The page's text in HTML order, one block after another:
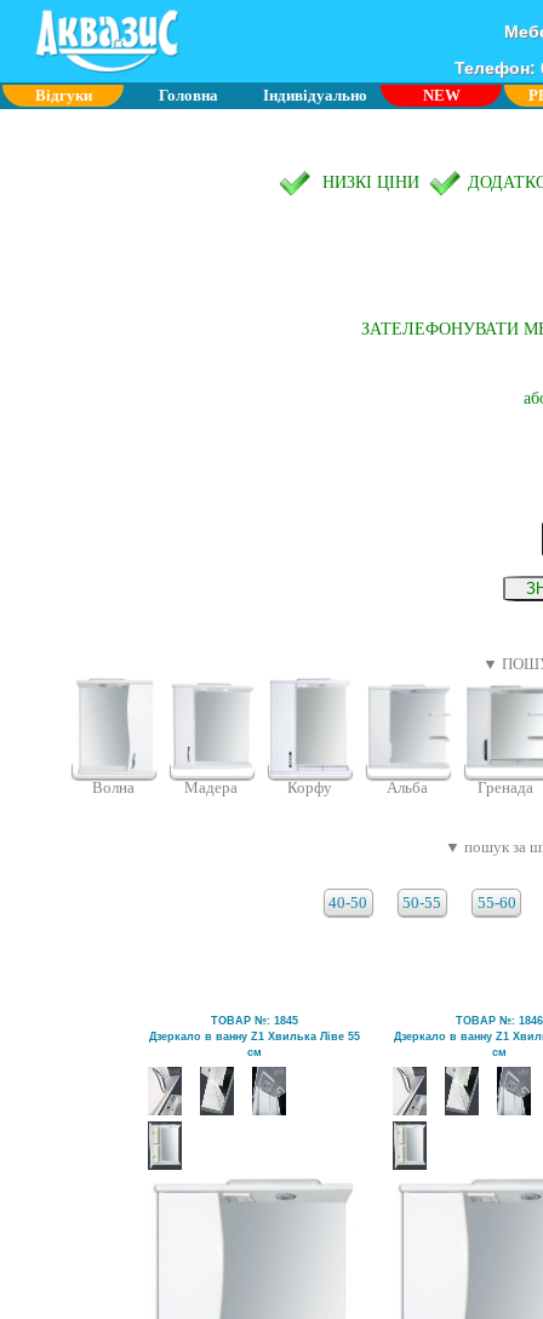
Телефон:
Відгуки Головна Індивідуально NEW
НИЗКІ ЦІНИ
ЗАТЕЛЕФОНУВАТИ
▼
Волна Мадера Корфу Альба Гренада
▼ пошук за
40-50 50-55 55-60
ТОВАР №: 1845
Дзеркало в ванну Z1 Хвилька Ліве 55
см
ТОВАР №: 1846
Дзеркало в ванну Z1
см